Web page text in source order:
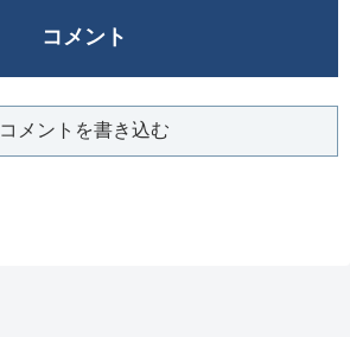
コメント
コメントを書き込む